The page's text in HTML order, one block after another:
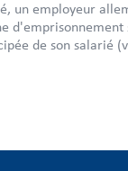
un employeur
d'emprisonnement
de son salarié